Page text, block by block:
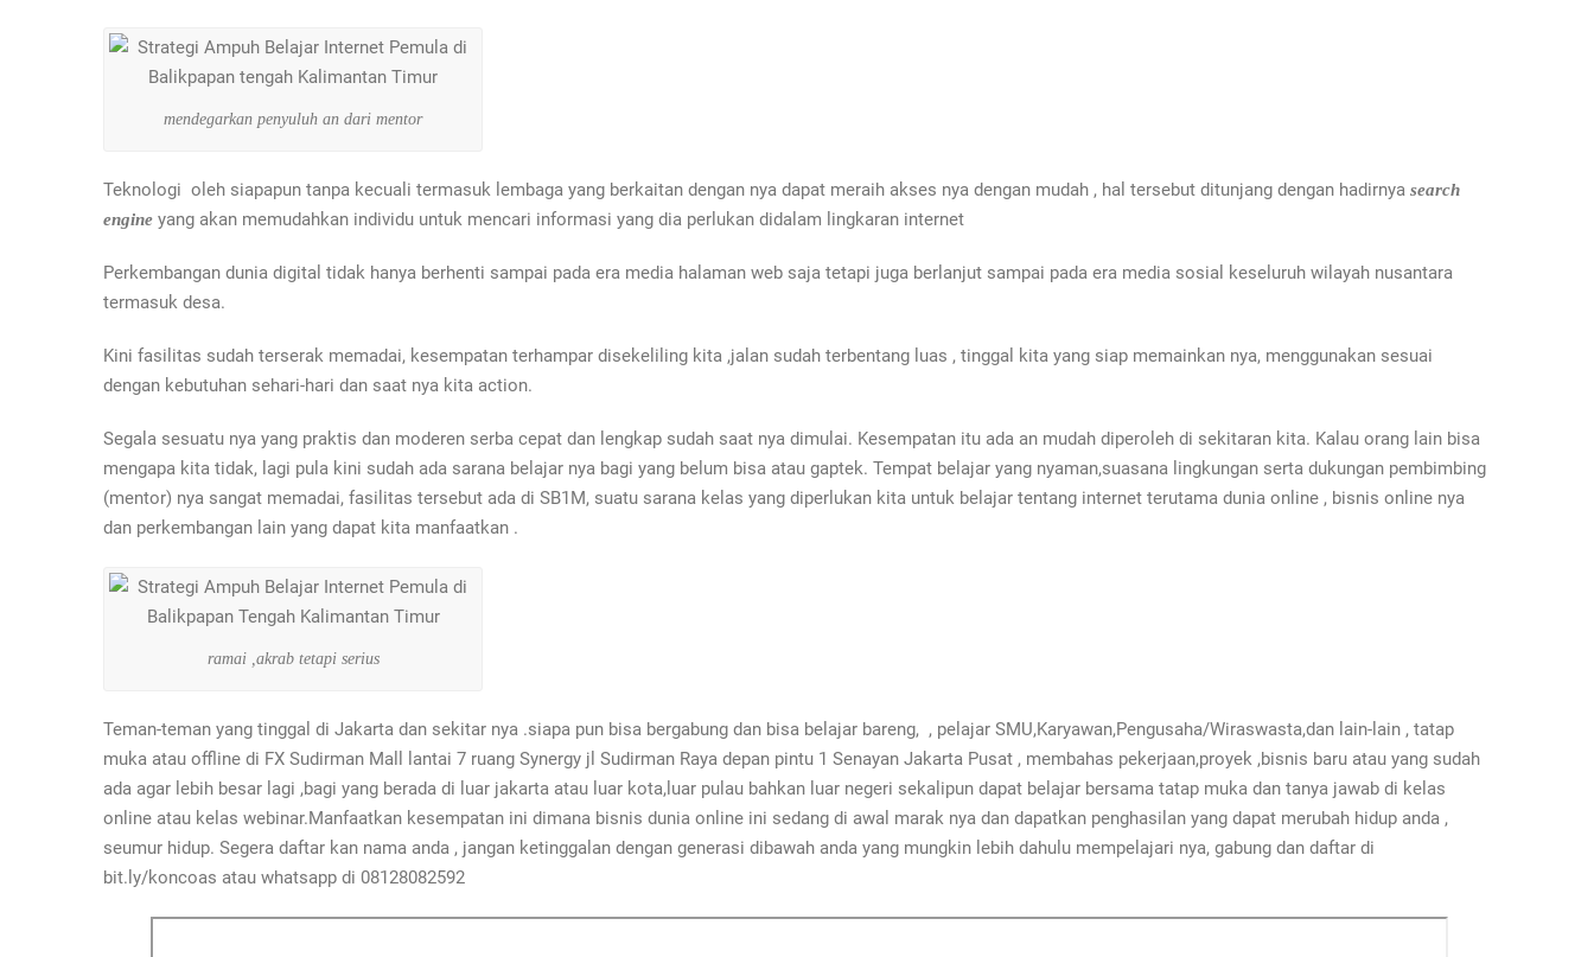
mendegarkan penyuluh an dari mentor
Teknologi oleh siapapun tanpa kecuali termasuk lembaga yang berkaitan dengan nya dapat meraih akses nya dengan mudah , hal tersebut ditunjang dengan hadirnya search
engine yang akan memudahkan individu untuk mencari informasi yang dia perlukan didalam lingkaran internet
Perkembangan dunia digital tidak hanya berhenti sampai pada era media halaman web saja tetapi juga berlanjut sampai pada era media sosial keseluruh wilayah nusantara
termasuk desa.
Kini fasilitas sudah terserak memadai, kesempatan terhampar disekeliling kita ,jalan sudah terbentang luas , tinggal kita yang siap memainkan nya, menggunakan sesuai
dengan kebutuhan sehari-hari dan saat nya kita action.
Segala sesuatu nya yang praktis dan moderen serba cepat dan lengkap sudah saat nya dimulai. Kesempatan itu ada an mudah diperoleh di sekitaran kita. Kalau orang lain bisa
mengapa kita tidak, lagi pula kini sudah ada sarana belajar nya bagi yang belum bisa atau gaptek. Tempat belajar yang nyaman,suasana lingkungan serta dukungan pembimbing
(mentor) nya sangat memadai, fasilitas tersebut ada di SB1M, suatu sarana kelas yang diperlukan kita untuk belajar tentang internet terutama dunia online , bisnis online nya
dan perkembangan lain yang dapat kita manfaatkan .
ramai ,akrab tetapi serius
Teman-teman yang tinggal di Jakarta dan sekitar nya .siapa pun bisa bergabung dan bisa belajar bareng, , pelajar SMU,Karyawan,Pengusaha/Wiraswasta,dan lain-lain , tatap
muka atau offline di FX Sudirman Mall lantai 7 ruang Synergy jl Sudirman Raya depan pintu 1 Senayan Jakarta Pusat , membahas pekerjaan,proyek ,bisnis baru atau yang sudah
ada agar lebih besar lagi ,bagi yang berada di luar jakarta atau luar kota,luar pulau bahkan luar negeri sekalipun dapat belajar bersama tatap muka dan tanya jawab di kelas
online atau kelas webinar.Manfaatkan kesempatan ini dimana bisnis dunia online ini sedang di awal marak nya dan dapatkan penghasilan yang dapat merubah hidup anda ,
seumur hidup. Segera daftar kan nama anda , jangan ketinggalan dengan generasi dibawah anda yang mungkin lebih dahulu mempelajari nya, gabung dan daftar di
bit.ly/koncoas atau whatsapp di 08128082592